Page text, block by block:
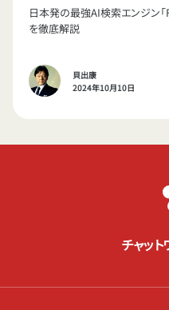
日本発の最強AI検索エンジン「
を徹底解説
貝出康
2024年10月10日
チャッ